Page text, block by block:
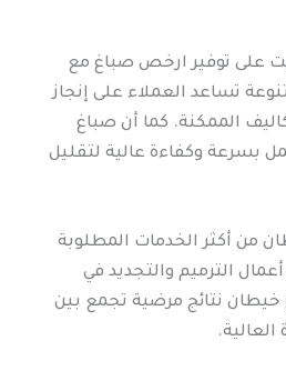
على توفير ارخص صباغ مع
تساعد العملاء على إنجاز
الممكنة. كما أن صباغ
بسرعة وكفاءة عالية لتقليل
من أكثر الخدمات المطلوبة
الترميم والتجديد في
نتائج مرضية تجمع بين